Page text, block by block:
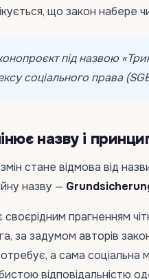
що закон набере
під назвою
соціального права
назву і
стане відмова від
назву —
прагненням
за задумом авторів
потребує, а сама
відповідальністю